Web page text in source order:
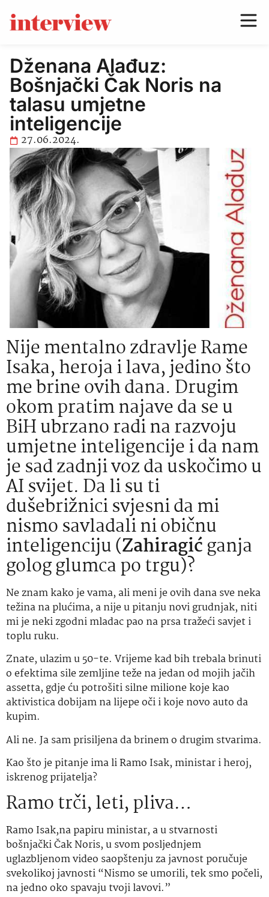
Dženana Alađuz:
Bošnjački Čak Noris na
talasu umjetne
inteligencije
27.06.2024.
Nije mentalno zdravlje Rame
Isaka, heroja i lava, jedino što
me brine ovih dana. Drugim
okom pratim najave da se u
BiH ubrzano radi na razvoju
umjetne inteligencije i da nam
je sad zadnji voz da uskočimo u
AI svijet. Da li su ti
dušebrižnici svjesni da mi
nismo savladali ni običnu
inteligenciju (Zahiragićganja
golog glumca po trgu)?
Ne znam kako je vama, ali meni je ovih dana sve neka
težina na plućima, a nije u pitanju novi grudnjak, niti
mi je neki zgodni mladac pao na prsa tražeći savjet i
toplu ruku.
Znate, ulazim u 50-te. Vrijeme kad bih trebala brinuti
o efektima sile zemljine teže na jedan od mojih jačih
assetta, gdje ću potrošiti silne milione koje kao
aktivistica dobijam na lijepe oči i koje novo auto da
kupim.
Ali ne. Ja sam prisiljena da brinem o drugim stvarima.
Kao što je pitanje ima li Ramo Isak, ministar i heroj,
iskrenog prijatelja?
Ramo trči, leti, pliva…
Ramo Isak,na papiru ministar, a u stvarnosti
bošnjački Čak Noris, u svom posljednjem
uglazbljenom video saopštenju za javnost poručuje
svekolikoj javnosti “Nismo se umorili, tek smo počeli,
na jedno oko spavaju tvoji lavovi.”